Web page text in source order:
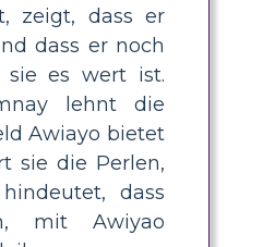
zeigt, dass er
dass er noch
sie es wert ist.
lehnt die
Awiayo bietet
sie die Perlen,
dass
mit Awiyao